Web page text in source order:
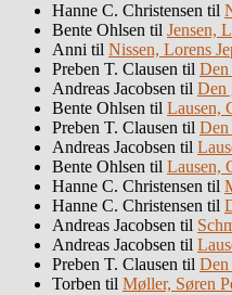
Hanne C. Christensen til
Bente Ohlsen til Jensen,
Anni til Nissen, Lorens
Preben T. Clausen til
Andreas Jacobsen til Den
Bente Ohlsen til Lausen,
Preben T. Clausen til
Andreas Jacobsen til
Bente Ohlsen til Lausen,
Hanne C. Christensen til
Hanne C. Christensen til
Andreas Jacobsen til
Andreas Jacobsen til
Preben T. Clausen til
Torben til Møller, Søren